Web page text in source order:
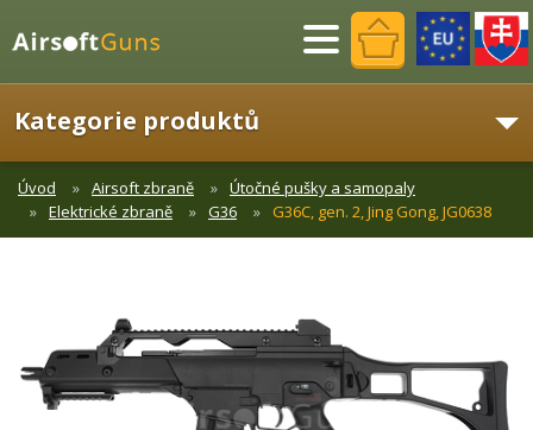
Menu
Kategorie produktů
Úvod Airsoft zbraně
Útočné pušky a samopaly
Elektrické zbraně
G36 G36C, gen. 2, Jing Gong, JG0638